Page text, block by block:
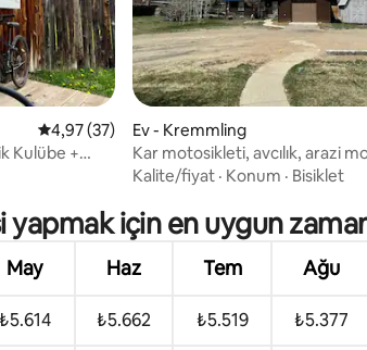
5 üzerinden ortalama 4,97 puan, 37
4,97 (37)
Kulübe +
Ev - Kremmling
Kar motosikleti, avcılık, arazi
balıkçılık cenneti
Kalite/fiyat · Konum · Bisiklet
yapmak için en uygun
May Haz Tem Ağu
₺5.614 ₺5.662 ₺5.519 ₺5.377